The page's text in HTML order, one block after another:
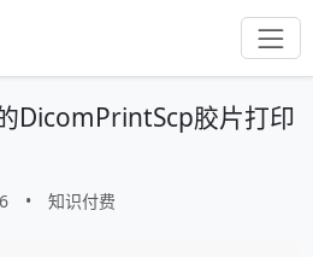
DicomPrintScp胶片打印
• 知识付费